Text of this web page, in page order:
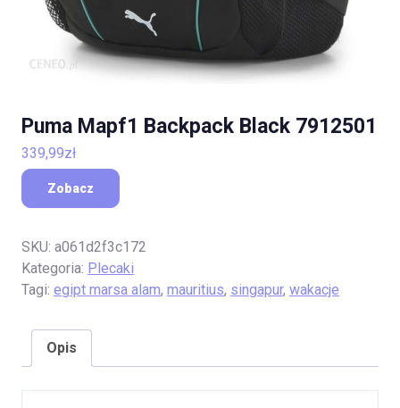
Puma Mapf1 Backpack Black 7912501
339,99zł
Zobacz
SKU: a061d2f3c172
Kategoria: Plecaki
Tagi: egipt marsa alam, mauritius, singapur, wakacje
Opis